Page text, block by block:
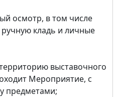
осмотр, в том числе
кладь и личные
выставочного
Мероприятие, с
предметами;